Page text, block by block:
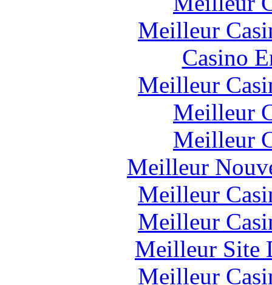
Meilleur
Casino
Meilleur
Meilleur
Meilleur
Meilleur
Meilleur
Meilleur
Meilleur Site
Meilleur